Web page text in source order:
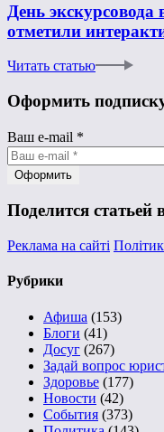
День экскурсовода
отметили
Читать статью
Оформить
Ваш e-mail *
Поделится статьей
Реклама на сайті
Рубрики
Афиша (153)
Блоги (41)
Досуг (267)
Задай вопрос
Здоровье (177)
Новости (42)
События (373)